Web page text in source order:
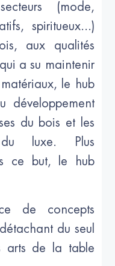
(mode,
spiritueux...)
aux qualités
a su maintenir
le hub
développement
du bois et les
luxe. Plus
ce but, le hub
de concepts
du seul
arts de la table